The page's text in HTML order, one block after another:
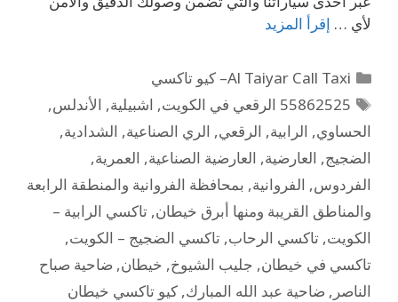
لأي … إقرأ المزيد
Al Taiyar Call Taxi– كيو تاكسي
55862525 الرقعي في الكويت
, اشبيلية, الأندلس,
الحساوي, الرابية, الرقعي, الري الصناعية, الشدادية,
الضجيج, العارضية, العارضية الصناعية, العمرية,
الفردوس, الفروانية, بمحافظة الفروانية والمنطقة الرابعة
والمناطق القريبة ومنها أبرق خيطان, تاكسي الرابية –
الكويت, تاكسي الرحاب, تاكسي الضجيج – الكويت,
تاكسي في خيطان, جليب الشيوخ, خيطان, ضاحية صباح
الناصر , ضاحية عبد الله المبارك, كيو تاكسي خيطان